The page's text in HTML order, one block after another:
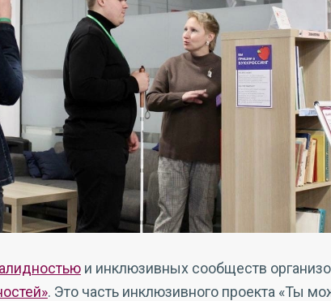
и инклюзивных сообществ
. Это часть инклюзивного проекта «Ты